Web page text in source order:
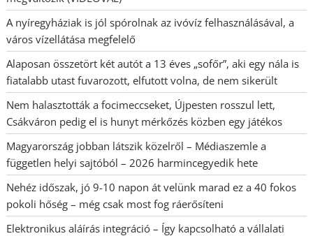
A nyíregyháziak is jól spórolnak az ivóvíz felhasználásával, a
város vízellátása megfelelő
Alaposan összetört két autót a 13 éves „sofőr”, aki egy nála is
fiatalabb utast fuvarozott, elfutott volna, de nem sikerült
Nem halasztották a focimeccseket, Újpesten rosszul lett,
Csákváron pedig el is hunyt mérkőzés közben egy játékos
Magyarország jobban látszik közelről – Médiaszemle a
független helyi sajtóból – 2026 harmincegyedik hete
Nehéz időszak, jó 9-10 napon át velünk marad ez a 40 fokos
pokoli hőség – még csak most fog ráerősíteni
Elektronikus aláírás integráció – Így kapcsolható a vállalati